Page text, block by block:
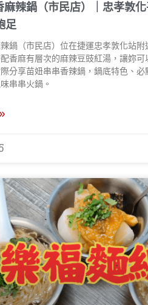
麻辣鍋（市民店）｜忠孝敦
足
鍋（市民店）位在捷運忠孝敦化站
香麻有層次的麻辣豆豉紅湯，讓妳可
分享苗妞串串香辣鍋，鍋底特色、
串串火鍋。